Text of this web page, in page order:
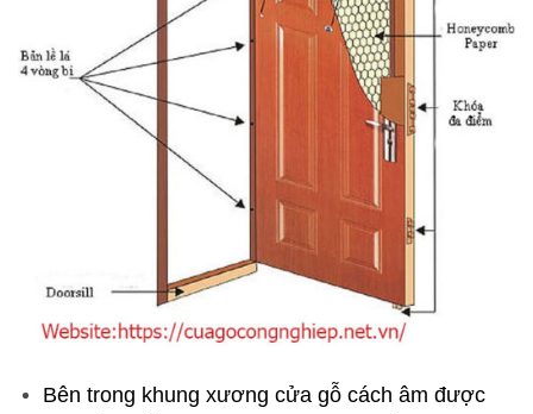
Bên trong khung xương cửa gỗ cách âm được